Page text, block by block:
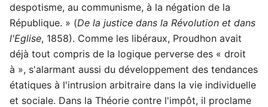
despotisme, au communisme, à la négation de la
République. » (De la justice dans la Révolution et dans
l'Eglise, 1858). Comme les libéraux, Proudhon avait
déjà tout compris de la logique perverse des « droit
à », s'alarmant aussi du développement des tendances
étatiques à l'intrusion arbitraire dans la vie individuelle
et sociale. Dans la Théorie contre l'impôt, il proclame